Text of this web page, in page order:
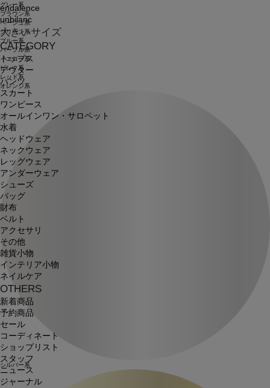
endalence
unbilanc
大きいサイズ
CATEGORY
トップス
アウター
パンツ
スカート
ワンピース
オールインワン・サロペット
水着
ヘッドウェア
ネックウェア
レッグウェア
アンダーウェア
シューズ
バッグ
財布
ベルト
アクセサリ
その他
雑貨小物
インテリア小物
ネイルケア
OTHERS
新着商品
予約商品
セール
コーディネート
ショップリスト
スタッフ
ニュース
ジャーナル
グレー系
ブラウン系
ベージュ系
グリーン系
ブルー系
パープル系
イエロー系
ピンク系
レッド系
オレンジ系
シルバー系